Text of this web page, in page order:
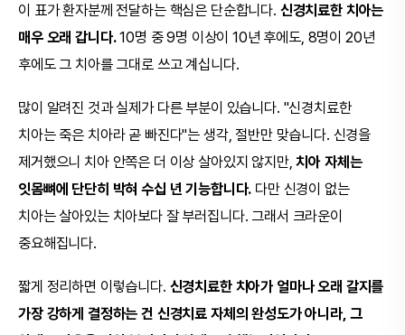
이 표가 환자분께 전달하는 핵심은 단순합니다. 신경치료한 치아는
매우 오래 갑니다.10명 중 9명 이상이 10년 후에도, 8명이 20년
후에도 그 치아를 그대로 쓰고 계십니다.
많이 알려진 것과 실제가 다른 부분이 있습니다. "신경치료한
치아는 죽은 치아라 곧 빠진다"는 생각, 절반만 맞습니다. 신경을
제거했으니 치아 안쪽은 더 이상 살아있지 않지만,치아 자체는
잇몸뼈에 단단히 박혀 수십 년 기능합니다. 다만 신경이 없는
치아는 살아있는 치아보다 잘 부러집니다. 그래서 크라운이
중요해집니다.
짧게 정리하면 이렇습니다. 신경치료한 치아가 얼마나 오래 갈지를
가장 강하게 결정하는 건 신경치료 자체의 완성도가 아니라, 그